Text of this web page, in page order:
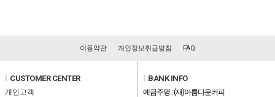
이용약관 개인정보취급방침 FAQ
CUSTOMER CENTER
개인고객
BANK INFO
예금주명 : (재)아름다운커피